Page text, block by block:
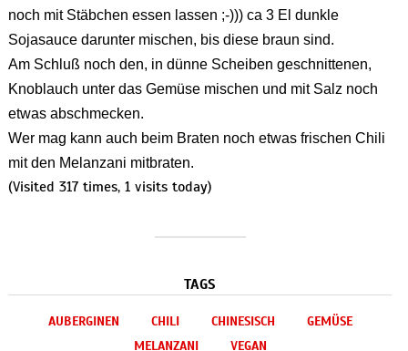
noch mit Stäbchen essen lassen ;-))) ca 3 El dunkle
Sojasauce darunter mischen, bis diese braun sind.
Am Schluß noch den, in dünne Scheiben geschnittenen,
Knoblauch unter das Gemüse mischen und mit Salz noch
etwas abschmecken.
Wer mag kann auch beim Braten noch etwas frischen Chili
mit den Melanzani mitbraten.
(Visited 317 times, 1 visits today)
TAGS
AUBERGINEN CHILI CHINESISCH
GEMÜSE
MELANZANI
VEGAN